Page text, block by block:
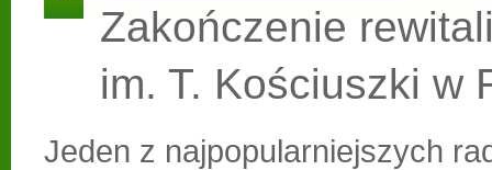
Zakończenie
im. T. Kościuszki w
Jeden z najpopularniejszych